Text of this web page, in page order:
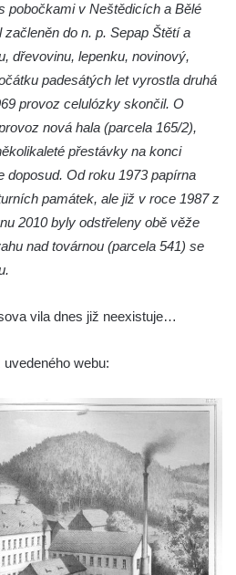
v České
ve Velenicích
prýmků – dnes
Brodě
pobočkami v Neštědicích a Bělé
do n. p. Sepap Štětí a
dřevovinu, lepenku, novinový,
padesátých let vyrostla druhá
provoz celulózky skončil. O
nová hala (parcela 165/2),
přestávky na konci
doposud. Od roku 1973 papírna
památek, ale již v roce 1987 z
2010 byly odstřeleny obě věže
nad továrnou (parcela 541) se
vila dnes již neexistuje…
webu: